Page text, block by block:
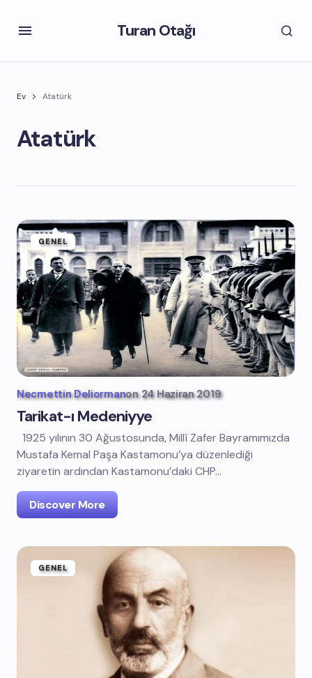
Turan Otağı
Ev Atatürk
Atatürk
GENEL
Necmettin Deliormanon 24 Haziran 2019
Tarikat-ı Medeniyye
1925 yılının 30 Ağustosunda, Millî Zafer Bayramımızda
Mustafa Kemal Paşa Kastamonu’ya düzenlediği
ziyaretin ardından Kastamonu’daki CHP…
Discover More
GENEL